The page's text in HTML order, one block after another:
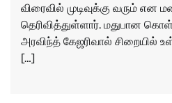
விரைவில் முடிவுக்கு வரும் என
தெரிவித்துள்ளார். மதுபான
அரவிந்த் கேஜரிவால் சிறையில்
[…]